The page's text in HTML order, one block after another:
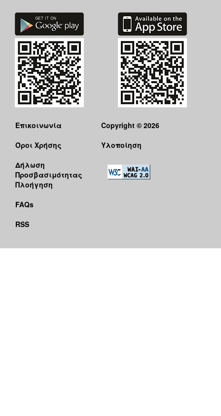
Επικοινωνία
Όροι Χρήσης
Δήλωση
Προσβασιμότητας
Πλοήγηση
FAQs
RSS
Copyright © 2026
Υλοποίηση